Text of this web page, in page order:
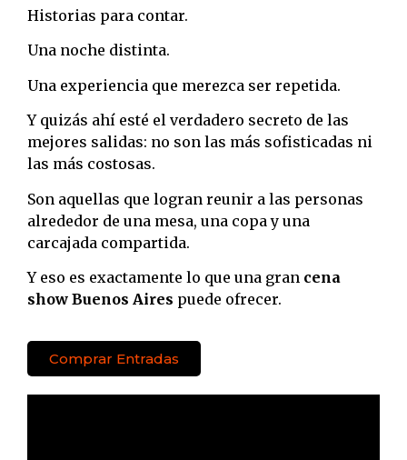
Historias para contar.
Una noche distinta.
Una experiencia que merezca ser repetida.
Y quizás ahí esté el verdadero secreto de las
mejores salidas: no son las más sofisticadas ni
las más costosas.
Son aquellas que logran reunir a las personas
alrededor de una mesa, una copa y una
carcajada compartida.
Y eso es exactamente lo que una gran cena
show Buenos Aires puede ofrecer.
Comprar Entradas